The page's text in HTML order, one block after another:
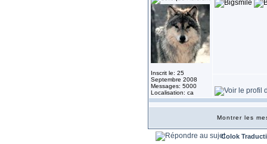
Inscrit le: 25
Septembre 2008
Messages: 5000
Localisation: ca
Montrer les
Colok